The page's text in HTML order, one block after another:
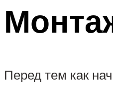
Перед тем как